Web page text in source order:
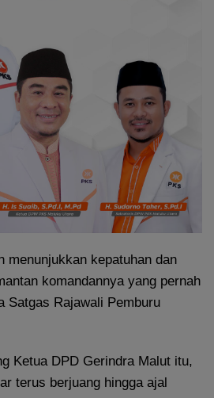
menunjukkan kepatuhan dan
komandannya yang pernah
Satgas Rajawali Pemburu
Ketua DPD Gerindra Malut itu,
terus berjuang hingga ajal